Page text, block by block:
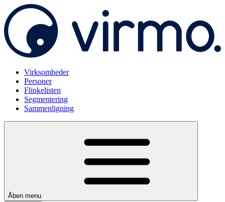
Virksomheder
Personer
Flinkelisten
Segmentering
Sammenligning
Åben menu